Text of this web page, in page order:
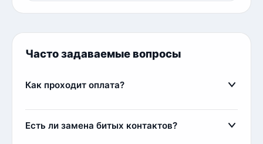
Часто задаваемые вопросы
Как проходит оплата?
Мы поддерживаем оплату банковскими картами,
Есть ли замена битых контактов?